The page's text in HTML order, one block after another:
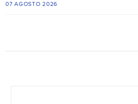
07 AGOSTO 2026